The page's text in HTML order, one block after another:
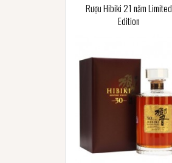
Rượu Hibiki 21 năm Limited
Edition